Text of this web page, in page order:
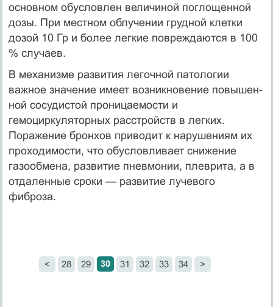
основном обусловлен величиной погло­щенной
дозы. При местном облу­чении грудной клетки
дозой 10 Гр и более легкие повреждают­ся в 100
% случаев.
В механизме развития легоч­ной патологии
важное значение имеет возникновение повышен­
ной сосудистой проницаемости и
гемоциркуляторных расстройств в легких.
Поражение бронхов приводит к нарушениям их
про­ходимости, что обусловливает снижение
газообмена, развитие пневмонии, плеври­та, а в
отдаленные сроки — разви­тие лучевого
фиброза.
< 28 29 30 31 32 33 34 >